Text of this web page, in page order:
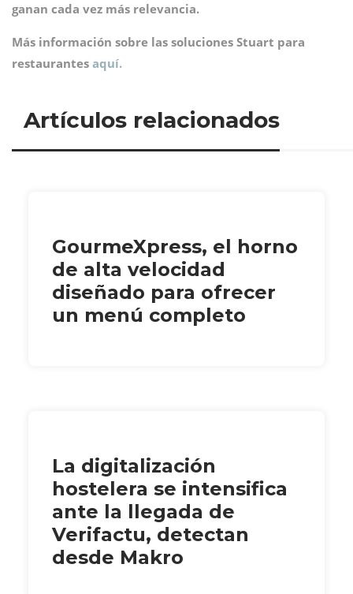
ganan cada vez más relevancia.
Más información sobre las soluciones Stuart para
restaurantes aquí.
Artículos relacionados
GourmeXpress, el horno
de alta velocidad
diseñado para ofrecer
un menú completo
La digitalización
hostelera se intensifica
ante la llegada de
Verifactu, detectan
desde Makro